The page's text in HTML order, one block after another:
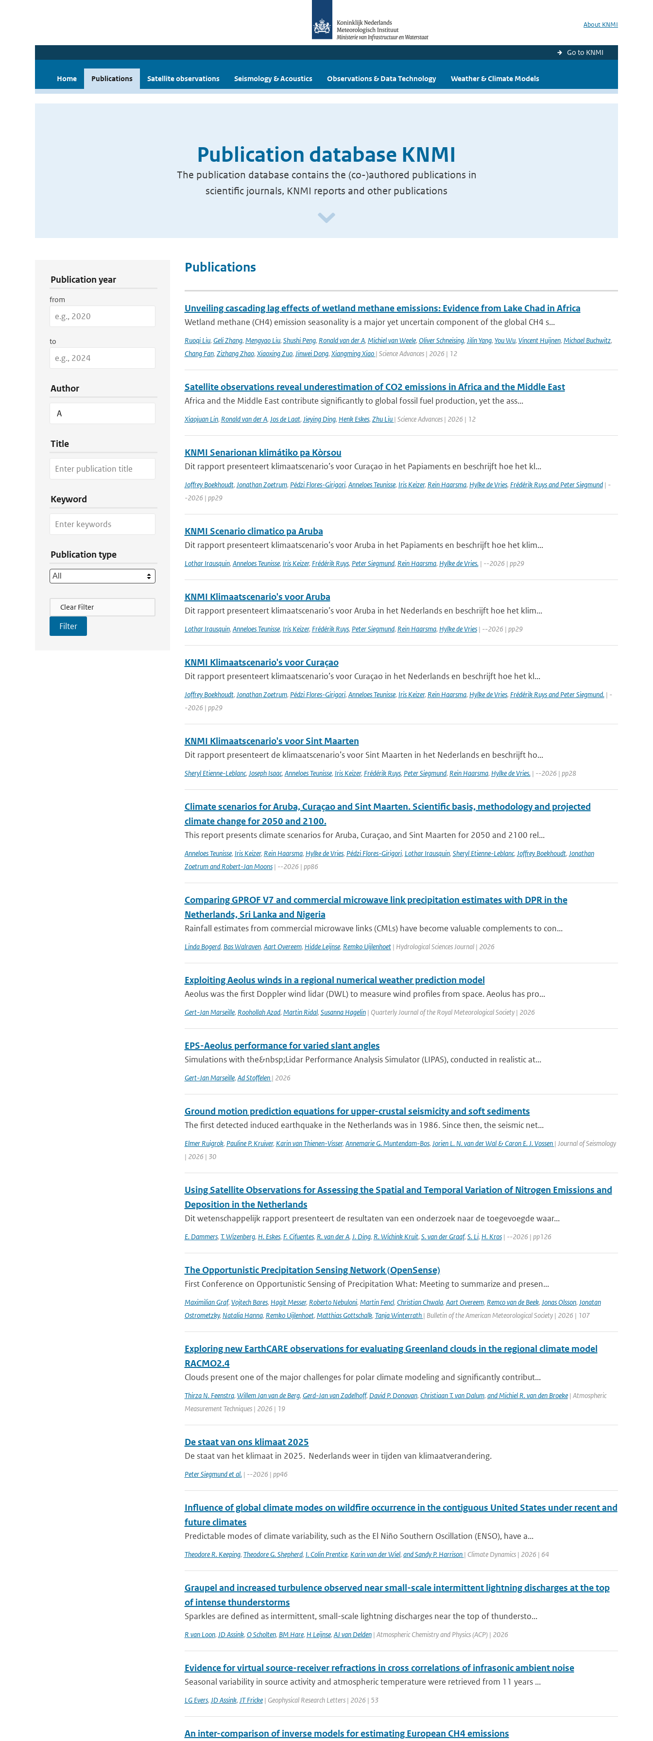
About KNMI
Go to KNMI
Home Publications Satellite observations Seismology & Acoustics Observations & Data Technology Weather & Climate Models
Publication database KNMI
The publication database contains the (co-)authored publications in
scientific journals, KNMI reports and other publications
Publication year
from
to
Author
Title
Keyword
Publication type
Filter Actions
Clear Filter
Publications
Unveiling cascading lag effects of wetland methane emissions: Evidence from Lake Chad in Africa
Wetland methane (CH4) emission seasonality is a major yet uncertain component of the global CH4 s...
Ruoqi Liu, Geli Zhang, Mengyao Liu, Shushi Peng, Ronald van der A, Michiel van Weele, Oliver Schneising, Jilin Yang, You Wu, Vincent Huijnen, Michael Buchwitz,
Chang Fan, Zizhang Zhao, Xiaoxing Zuo, Jinwei Dong, Xiangming Xiao | Science Advances | 2026 | 12
Satellite observations reveal underestimation of CO2 emissions in Africa and the Middle East
Africa and the Middle East contribute significantly to global fossil fuel production, yet the ass...
Xiaojuan Lin, Ronald van der A, Jos de Laat, Jieying Ding, Henk Eskes, Zhu Liu | Science Advances | 2026 | 12
KNMI Senarionan klimátiko pa Kòrsou
Dit rapport presenteert klimaatscenario’s voor Curaçao in het Papiaments en beschrijft hoe het kl...
Joffrey Boekhoudt, Jonathan Zoetrum, Pédzi Flores-Girigori, Anneloes Teunisse, Iris Keizer, Rein Haarsma, Hylke de Vries, Frédérik Ruys and Peter Siegmund| -
-2026 | pp29
KNMI Scenario climatico pa Aruba
Dit rapport presenteert klimaatscenario’s voor Aruba in het Papiaments en beschrijft hoe het klim...
Lothar Irausquin, Anneloes Teunisse, Iris Keizer, Frédérik Ruys, Peter Siegmund, Rein Haarsma, Hylke de Vries.| --2026 | pp29
KNMI Klimaatscenario's voor Aruba
Dit rapport presenteert klimaatscenario’s voor Aruba in het Nederlands en beschrijft hoe het klim...
Lothar Irausquin, Anneloes Teunisse, Iris Keizer, Frédérik Ruys, Peter Siegmund, Rein Haarsma, Hylke de Vries| --2026 | pp29
KNMI Klimaatscenario's voor Curaçao
Dit rapport presenteert klimaatscenario’s voor Curaçao in het Nederlands en beschrijft hoe het kl...
Joffrey Boekhoudt, Jonathan Zoetrum, Pédzi Flores-Girigori, Anneloes Teunisse, Iris Keizer, Rein Haarsma, Hylke de Vries, Frédérik Ruys and Peter Siegmund.| -
-2026 | pp29
KNMI Klimaatscenario's voor Sint Maarten
Dit rapport presenteert de klimaatscenario’s voor Sint Maarten in het Nederlands en beschrijft ho...
Sheryl Etienne-Leblanc, Joseph Isaac, Anneloes Teunisse, Iris Keizer, Frédérik Ruys, Peter Siegmund, Rein Haarsma, Hylke de Vries.| --2026 | pp28
Climate scenarios for Aruba, Curaçao and Sint Maarten. Scientific basis, methodology and projected
climate change for 2050 and 2100.
This report presents climate scenarios for Aruba, Curaçao, and Sint Maarten for 2050 and 2100 rel...
Anneloes Teunisse, Iris Keizer, Rein Haarsma, Hylke de Vries, Pédzi Flores-Girigori, Lothar Irausquin, Sheryl Etienne-Leblanc, Joffrey Boekhoudt, Jonathan
Zoetrum and Robert-Jan Moons| --2026 | pp86
Comparing GPROF V7 and commercial microwave link precipitation estimates with DPR in the
Netherlands, Sri Lanka and Nigeria
Rainfall estimates from commercial microwave links (CMLs) have become valuable complements to con...
Linda Bogerd, Bas Walraven, Aart Overeem, Hidde Leijnse, Remko Uijlenhoet| Hydrological Sciences Journal | 2026
Exploiting Aeolus winds in a regional numerical weather prediction model
Aeolus was the first Doppler wind lidar (DWL) to measure wind profiles from space. Aeolus has pro...
Gert-Jan Marseille, Roohollah Azad, Martin Ridal, Susanna Hagelin| Quarterly Journal of the Royal Meteorological Society | 2026
EPS-Aeolus performance for varied slant angles
Simulations with the&nbsp;Lidar Performance Analysis Simulator (LIPAS), conducted in realistic at...
Gert-Jan Marseille, Ad Stoffelen | 2026
Ground motion prediction equations for upper-crustal seismicity and soft sediments
The first detected induced earthquake in the Netherlands was in 1986. Since then, the seismic net...
Elmer Ruigrok, Pauline P. Kruiver, Karin van Thienen-Visser, Annemarie G. Muntendam-Bos, Jorien L. N. van der Wal & Caron E. J. Vossen | Journal of Seismology
| 2026 | 30
Using Satellite Observations for Assessing the Spatial and Temporal Variation of Nitrogen Emissions and
Deposition in the Netherlands
Dit wetenschappelijk rapport presenteert de resultaten van een onderzoek naar de toegevoegde waar...
E. Dammers, T. Wizenberg, H. Eskes, F. Cifuentes, R. van der A, J. Ding, R. Wichink Kruit, S. van der Graaf, S. Li, H. Kros| --2026 | pp126
The Opportunistic Precipitation Sensing Network (OpenSense)
First Conference on Opportunistic Sensing of Precipitation What: Meeting to summarize and presen...
Maximilian Graf, Vojtech Bares, Hagit Messer, Roberto Nebuloni, Martin Fencl, Christian Chwala, Aart Overeem, Remco van de Beek, Jonas Olsson, Jonatan
Ostrometzky, Natalia Hanna, Remko Uijlenhoet, Matthias Gottschalk, Tanja Winterrath | Bulletin of the American Meteorological Society | 2026 | 107
Exploring new EarthCARE observations for evaluating Greenland clouds in the regional climate model
RACMO2.4
Clouds present one of the major challenges for polar climate modeling and significantly contribut...
Thirza N. Feenstra, Willem Jan van de Berg, Gerd-Jan van Zadelhoff, David P. Donovan, Christiaan T. van Dalum, and Michiel R. van den Broeke| Atmospheric
Measurement Techniques | 2026 | 19
De staat van ons klimaat 2025
De staat van het klimaat in 2025. Nederlands weer in tijden van klimaatverandering.
Peter Siegmund et al.| --2026 | pp46
Influence of global climate modes on wildfire occurrence in the contiguous United States under recent and
future climates
Predictable modes of climate variability, such as the El Niño Southern Oscillation (ENSO), have a...
Theodore R. Keeping, Theodore G. Shepherd, I. Colin Prentice, Karin van der Wiel, and Sandy P. Harrison | Climate Dynamics | 2026 | 64
Graupel and increased turbulence observed near small-scale intermittent lightning discharges at the top
of intense thunderstorms
Sparkles are defined as intermittent, small-scale lightning discharges near the top of thundersto...
R van Loon, JD Assink, O Scholten, BM Hare, H Leijnse, AJ van Delden| Atmospheric Chemistry and Physics (ACP) | 2026
Evidence for virtual source-receiver refractions in cross correlations of infrasonic ambient noise
Seasonal variability in source activity and atmospheric temperature were retrieved from 11 years ...
LG Evers, JD Assink, JT Fricke| Geophysical Research Letters | 2026 | 53
An inter-comparison of inverse models for estimating European CH4 emissions